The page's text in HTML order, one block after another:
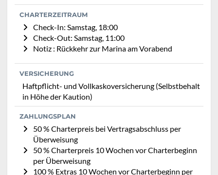
CHARTERZEITRAUM
Check-In: Samstag, 18:00
Check-Out: Samstag, 11:00
Notiz : Rückkehr zur Marina am Vorabend
VERSICHERUNG
Haftpflicht- und Vollkaskoversicherung (Selbstbehalt
in Höhe der Kaution)
ZAHLUNGSPLAN
50 % Charterpreis bei Vertragsabschluss per
Überweisung
50 % Charterpreis 10 Wochen vor Charterbeginn
per Überweisung
100 % Extras 10 Wochen vor Charterbeginn per